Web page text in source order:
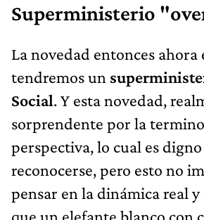
Superministerio
La novedad entonces ahora
tendremos un
Social. Y esta novedad,
sorprendente por la
perspectiva, lo cual es
reconocerse, pero esto no
pensar en la dinámica real
que un elefante blanco con